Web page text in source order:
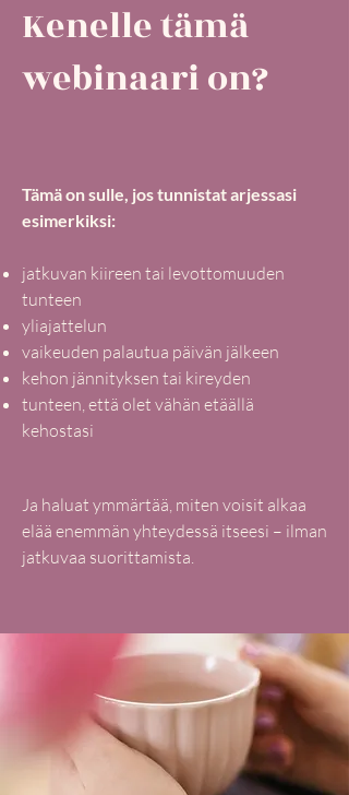
Kenelle tämä
webinaari on?
Tämä on sulle, jos tunnistat arjessasi
esimerkiksi:
jatkuvan kiireen tai levottomuuden
tunteen
yliajattelun
vaikeuden palautua päivän jälkeen
kehon jännityksen tai kireyden
tunteen, että olet vähän etäällä
kehostasi
Ja haluat ymmärtää, miten voisit alkaa
elää enemmän yhteydessä itseesi – ilman
jatkuvaa suorittamista.